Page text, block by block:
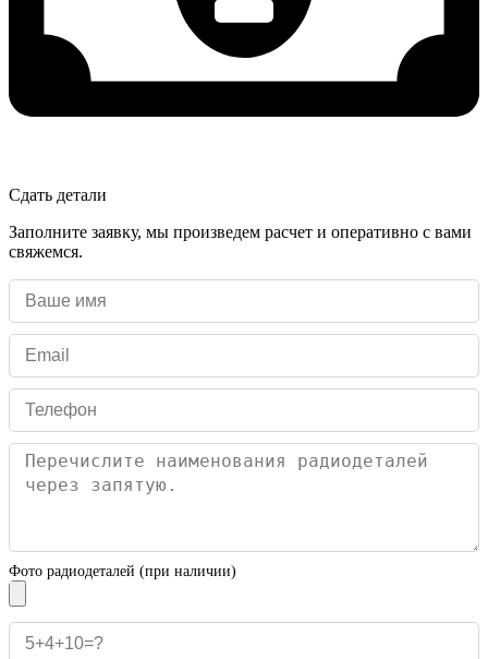
Сдать детали
Заполните заявку, мы произведем расчет и оперативно с вами
свяжемся.
Фото радиодеталей (при наличии)